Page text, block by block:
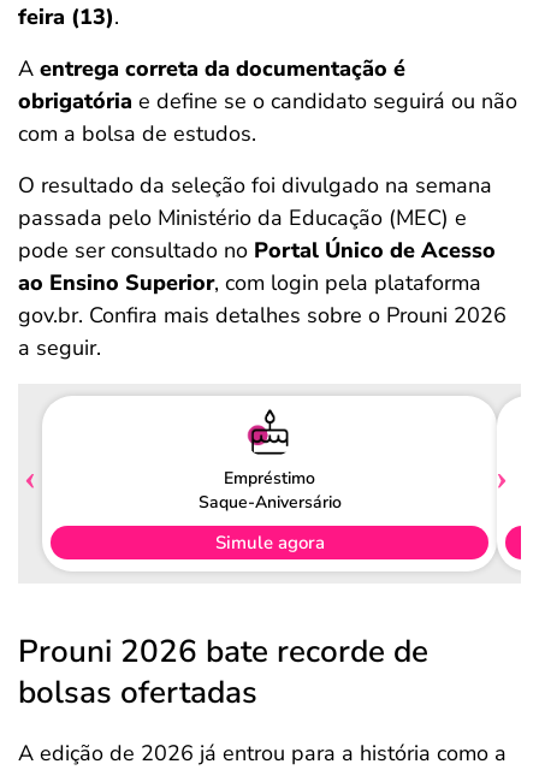
feira (13).
A entrega correta da documentação é
obrigatória e define se o candidato seguirá ou não
com a bolsa de estudos.
O resultado da seleção foi divulgado na semana
passada pelo Ministério da Educação (MEC) e
pode ser consultado no Portal Único de Acesso
ao Ensino Superior, com login pela plataforma
gov.br. Confira mais detalhes sobre o Prouni 2026
a seguir.
Empréstimo
Saque-Aniversário
Simule agora
Prouni 2026 bate recorde de
bolsas ofertadas
A edição de 2026 já entrou para a história como a